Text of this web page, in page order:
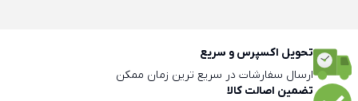
تحویل اکسپرس و سریع
ارسال سفارشات در سریع ترین زمان ممکن
تضمین اصالت کالا